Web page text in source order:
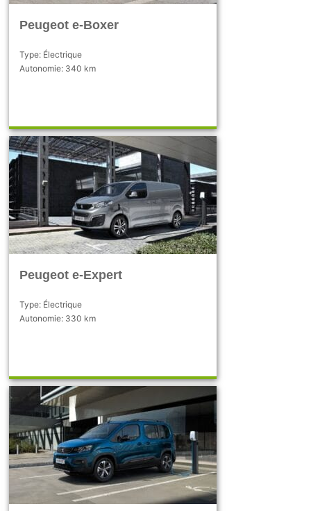
Peugeot e-Boxer
Type: Électrique
Autonomie: 340 km
Peugeot e-Expert
Type: Électrique
Autonomie: 330 km